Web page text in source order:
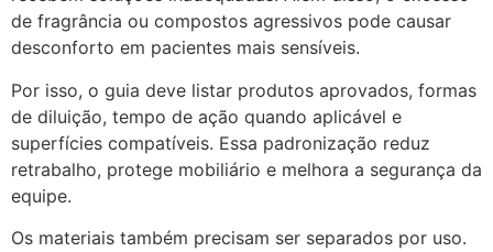
de fragrância ou compostos agressivos pode causar
desconforto em pacientes mais sensíveis.
Por isso, o guia deve listar produtos aprovados, formas
de diluição, tempo de ação quando aplicável e
superfícies compatíveis. Essa padronização reduz
retrabalho, protege mobiliário e melhora a segurança da
equipe.
Os materiais também precisam ser separados por uso.